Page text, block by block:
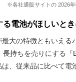
※各社通販サイトの 2026
る電池がほしいとき
大の特徴ともいえる
長持ちを売りにする『
は、従来品に比べて電